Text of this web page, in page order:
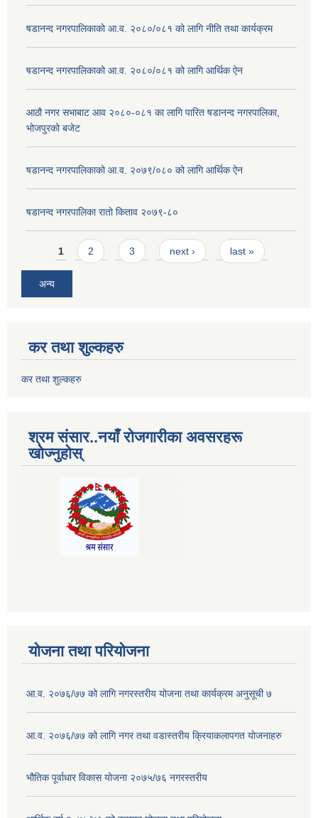
षडानन्द नगरपालिकाको आ.व. २०८०/०८१ को लागि नीति तथा कार्यक्रम
षडानन्द नगरपालिकाको आ.व. २०८०/०८१ को लागि आर्थिक ऐन
आठौ नगर सभाबाट आव २०८०-०८१ का लागि पारित षडानन्द नगरपालिका,
भोजपुरको बजेट
षडानन्द नगरपालिकाको आ.व. २०७९/०८० को लागि आर्थिक ऐन
षडानन्द नगरपालिका रातो किताव २०७९-८०
Pages
1 2 3 next › last »
अन्य
कर तथा शुल्कहरु
कर तथा शुल्कहरु
श्रम संसार..नयाँ रोजगारीका अवसरहरू
खोज्नुहोस्
योजना तथा परियोजना
आ.व. २०७६/७७ को लागि नगरस्तरीय योजना तथा कार्यक्रम अनुसूची ७
आ.व. २०७६/७७ को लागि नगर तथा वडास्तरीय क्रियाकलापगत योजनाहरु
भौतिक पूर्वाधार विकास योजना २०७५/७६ नगरस्तरीय